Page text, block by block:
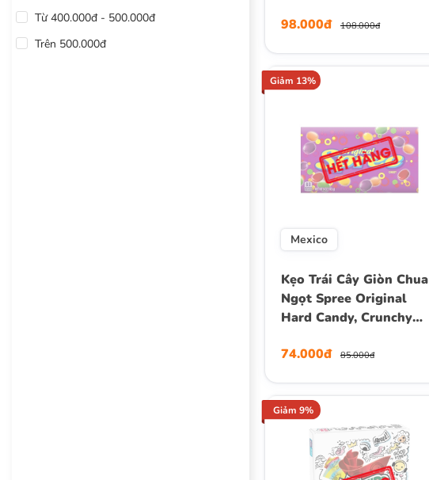
Từ 400.000đ - 500.000đ
Trên 500.000đ
98.000đ 108.000đ
Giảm 13%
Mexico
Kẹo Trái Cây Giòn Chua
Ngọt Spree Original
Hard Candy, Crunchy
142g (5 Oz.)
74.000đ 85.000đ
Giảm 9%